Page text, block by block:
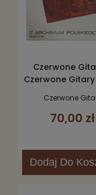
Czerwone
Czerwone Gitary
Czerwone
70,00 zł
Dodaj Do